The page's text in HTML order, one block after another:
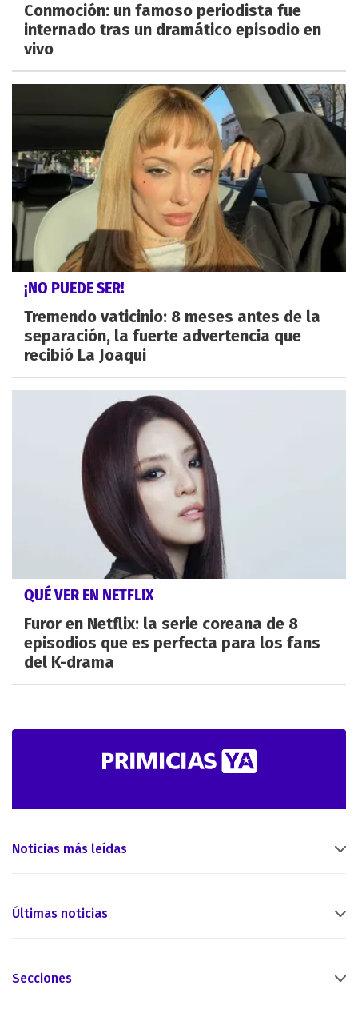
Conmoción: un famoso periodista fue
internado tras un dramático episodio en
vivo
¡NO PUEDE SER!
Tremendo vaticinio: 8 meses antes de la
separación, la fuerte advertencia que
recibió La Joaqui
QUÉ VER EN NETFLIX
Furor en Netflix: la serie coreana de 8
episodios que es perfecta para los fans
del K-drama
Noticias más leídas
Últimas noticias
Secciones